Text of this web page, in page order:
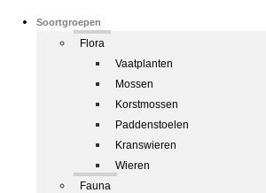
Soortgroepen
Flora
Vaatplanten
Mossen
Korstmossen
Paddenstoelen
Kranswieren
Wieren
Fauna